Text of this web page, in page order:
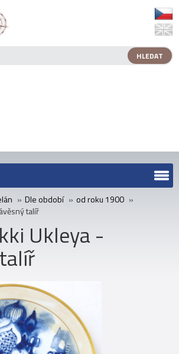
» Dle období » od roku 1900 »
talíř
Ukleya -